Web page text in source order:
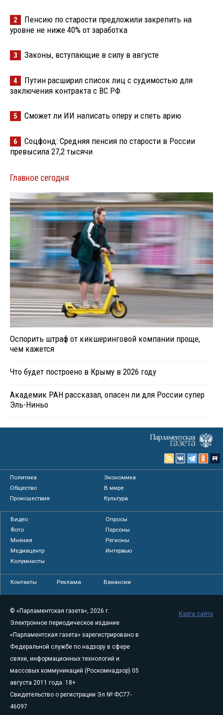
2
Пенсию по старости предложили закрепить на
уровне не ниже 40% от заработка
3 Законы, вступающие в силу в августе
4
Путин расширил список лиц с судимостью для
заключения контракта с ВС РФ
5 Сможет ли ИИ написать оперу и спеть арию
6
Соцфонд: Средняя пенсия по старости в России
превысила 27,2 тысячи
Главное сегодня
Оспорить штраф от кикшеринговой компании проще,
чем кажется
Что будет построено в Крыму в 2026 году
Академик РАН рассказал, опасен ли для России супер
Эль-Ниньо
Политика
Экономика
Общество
В мире
Происшествия
Культура
Видео
Опросы
Фото
Персоны
Мнения
Регионы
Медиацентр
Интервью
Колумнисты
Контакты Реклама Вакансии
© «Парламентская газета», 2026 г.
Электронное периодическое издание
«Парламентская газета» зарегистрировано в
Федеральной службе по надзору в сфере
связи, информационных технологий и
массовых коммуникаций (Роскомнадзор) 05
августа 2011 года. 18+
Свидетельство о регистрации Эл № ФС77-
46097
Карта сайта